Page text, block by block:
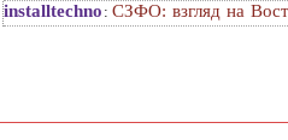
installtechno : СЗФО: взгляд на